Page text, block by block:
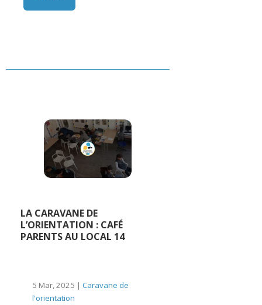
LA CARAVANE DE
L’ORIENTATION : CAFÉ
PARENTS AU LOCAL 14
5 Mar, 2025 | Caravane de
l'orientation